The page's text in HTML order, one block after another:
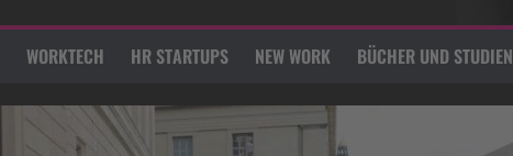
WORKTECH HR STARTUPS NEW WORK BÜCHER UND STUDIEN